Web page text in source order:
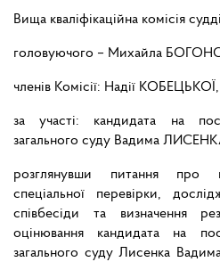
Вища кваліфікаційна комісія
головуючого – Михайла
членів Комісії: Надії
за участі: кандидата на
загального суду Вадима
розглянувши питання про
спеціальної перевірки,
співбесіди та визначення
оцінювання кандидата на
загального суду Лисенка